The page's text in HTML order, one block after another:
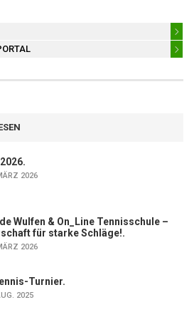
2026
Wulfen & On_Line Tennisschule –
für starke Schläge!.
2026
Turnier.
2025